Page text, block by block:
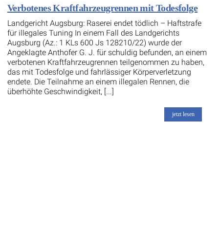
Verbotenes Kraftfahrzeugrennen mit Todesfolge
Landgericht Augsburg: Raserei endet tödlich – Haftstrafe
für illegales Tuning In einem Fall des Landgerichts
Augsburg (Az.: 1 KLs 600 Js 128210/22) wurde der
Angeklagte Anthofer G. J. für schuldig befunden, an einem
verbotenen Kraftfahrzeugrennen teilgenommen zu haben,
das mit Todesfolge und fahrlässiger Körperverletzung
endete. Die Teilnahme an einem illegalen Rennen, die
überhöhte Geschwindigkeit, [...]
jetzt lesen